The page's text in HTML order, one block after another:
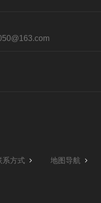
系方式 地图导航